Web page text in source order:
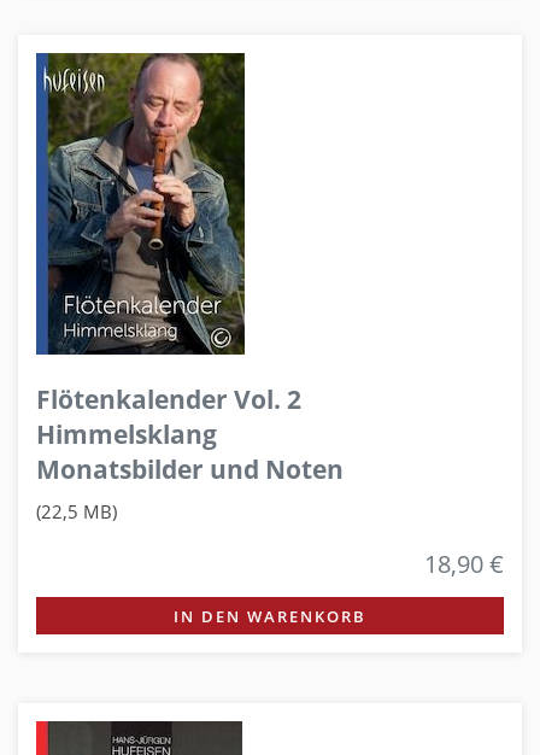
Flötenkalender Vol. 2
Himmelsklang
Monatsbilder und Noten
(22,5 MB)
18,90 €
IN DEN WARENKORB